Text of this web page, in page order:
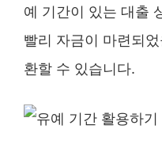
예 기간이 있는 대출
빨리 자금이 마련되
환할 수 있습니다.